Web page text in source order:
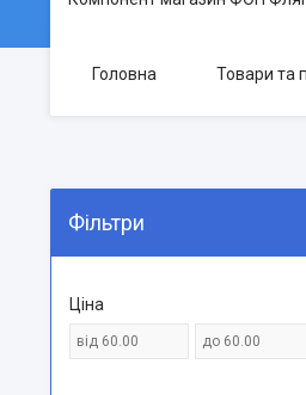
Головна Товари та
Фільтри
Ціна